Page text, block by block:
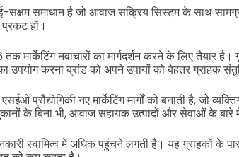
सक्षम समाधान है जो आवाज सक्रिय सिस्टम के साथ
हों।
तक मार्केटिंग नवाचारों का मार्गदर्शन करने के लिए
का उपयोग करना ब्रांड को अपने उपायों को बेहतर ग्राहक
प्रौद्योगिकी नए मार्केटिंग मार्गों को बनाती है, जो
के बिना भी, आवाज सहायक उत्पादों और सेवाओं के
स्वामित्व में अधिक पहुंचने लगती है। यह ग्राहकों के